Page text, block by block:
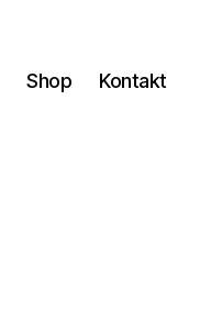
Shop Kontakt